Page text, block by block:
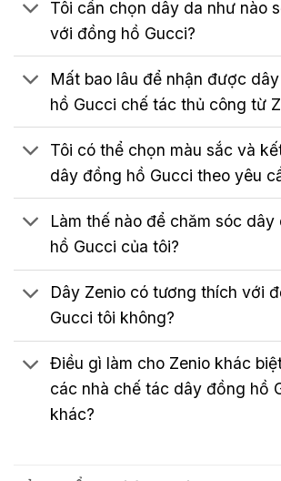
Tôi cần chọn dây da như nào
với đồng hồ Gucci?
Mất bao lâu để nhận được
hồ Gucci chế tác thủ công từ
Tôi có thể chọn màu sắc và
dây đồng hồ Gucci theo yêu
Làm thế nào để chăm sóc dây
hồ Gucci của tôi?
Dây Zenio có tương thích với
Gucci tôi không?
Điều gì làm cho Zenio khác
các nhà chế tác dây đồng hồ
khác?